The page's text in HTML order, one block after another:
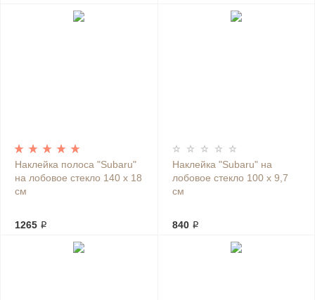
Наклейка полоса "Subaru"
на лобовое стекло 140 х 18
см
1265 ₽
Наклейка "Subaru" на
лобовое стекло 100 х 9,7
см
840 ₽